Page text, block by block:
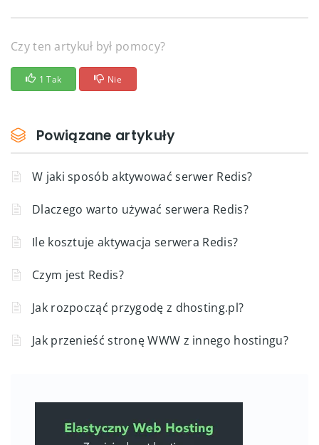
Czy ten artykuł był pomocy?
1 Tak Nie
Powiązane artykuły
W jaki sposób aktywować serwer Redis?
Dlaczego warto używać serwera Redis?
Ile kosztuje aktywacja serwera Redis?
Czym jest Redis?
Jak rozpocząć przygodę z dhosting.pl?
Jak przenieść stronę WWW z innego hostingu?